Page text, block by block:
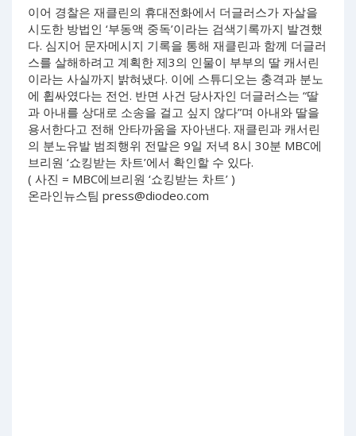
이어 경찰은 재클린의 휴대전화에서 더글러스가 자살을
시도한 방법인 ‘부동액 중독’이라는 검색기록까지 발견했
다. 심지어 문자메시지 기록을 통해 재클린과 함께 더글러
스를 살해하려고 계획한 제3의 인물이 부부의 딸 캐서린
이라는 사실까지 밝혀냈다. 이에 스튜디오는 충격과 분노
에 휩싸였다는 전언. 반면 사건 당사자인 더글러스는 “딸
과 아내를 상대로 소송을 걸고 싶지 않다”며 아내와 딸을
용서한다고 전해 안타까움을 자아낸다. 재클린과 캐서린
의 분노유발 범죄행위 전말은 9일 저녁 8시 30분 MBC에
브리원 ‘쇼킹받는 차트’에서 확인할 수 있다.
( 사진 = MBC에브리원 ‘쇼킹받는 차트’ )
온라인뉴스팀 press@diodeo.com